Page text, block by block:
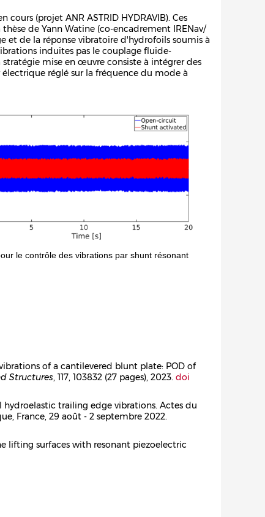
(projet ANR ASTRID HYDRAVIB). Ces
de Yann Watine (co-encadrement IRENav/
et de la réponse vibratoire d'hydrofoils soumis à
induites pas le couplage fluide-
mise en œuvre consiste à intégrer des
réglé sur la fréquence du mode à
le contrôle des vibrations par shunt résonant
of a cantilevered blunt plate: POD of
Structures, 117, 103832 (27 pages), 2023. doi
hydroelastic trailing edge vibrations. Actes du
France, 29 août - 2 septembre 2022.
lifting surfaces with resonant piezoelectric